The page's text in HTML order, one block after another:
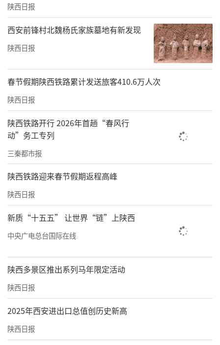
陕西日报
西安前锋村北魏杨氏家族墓地有新发现
陕西日报
春节假期陕西铁路累计发送旅客410.6万人次
陕西日报
陕西铁路开行 2026年首趟“春风行
动”务工专列
三秦都市报
陕西铁路迎来春节假期返程高峰
陕西日报
新质“十五五” 让世界“链”上陕西
中央广电总台国际在线
陕西多景区推出系列马年限定活动
陕西日报
2025年西安进出口总值创历史新高
陕西日报